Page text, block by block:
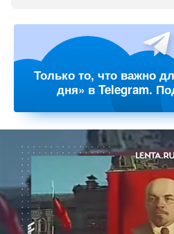
Только то, что важно
дня» в Telegram.